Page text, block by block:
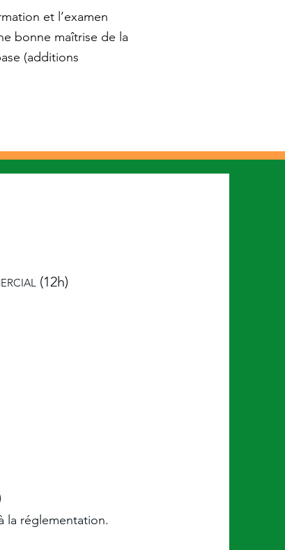
et l’examen
bonne maîtrise de la
(additions
(12h)
la réglementation.